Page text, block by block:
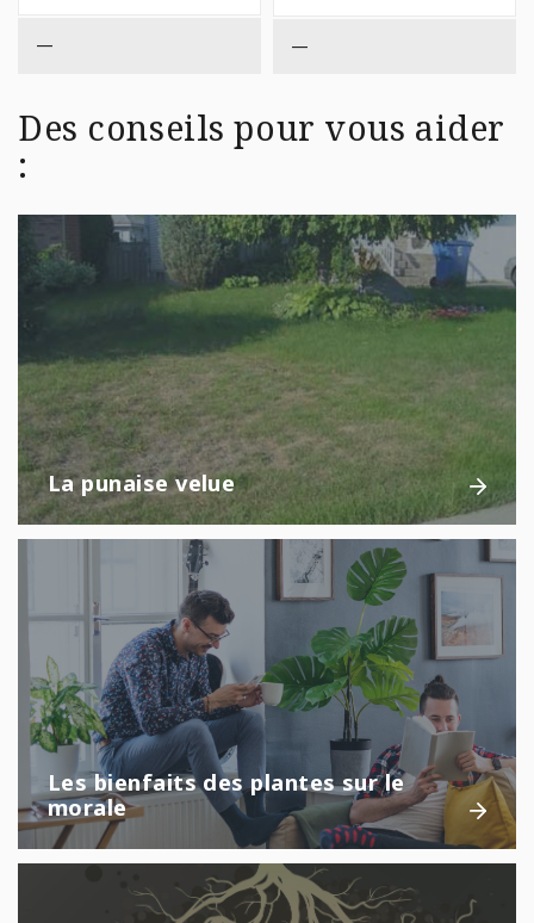
— —
Des conseils pour vous aider
:
La punaise velue
Les bienfaits des plantes sur le
morale